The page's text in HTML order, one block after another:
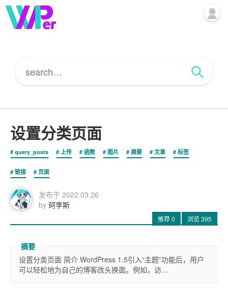
设置分类页面
query_posts 上传 函数 图片 摘要 文章 标签
链接 页面
发布于 2022.03.26
by 珂李斯
推荐0 浏览395
设置分类页面 简介 WordPress 1.5引入“主题”功能后，用户
可以轻松地为自己的博客改头换面。例如，访…